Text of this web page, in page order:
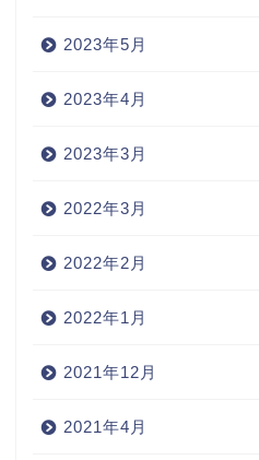
2023年5月
2023年4月
2023年3月
2022年3月
2022年2月
2022年1月
2021年12月
2021年4月